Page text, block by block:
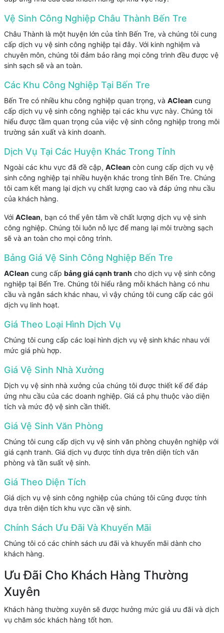
Vệ Sinh Công Nghiệp Châu Thành Bến Tre
Châu Thành là một huyện lớn của tỉnh Bến Tre, và chúng tôi cung
cấp dịch vụ vệ sinh công nghiệp tại đây. Với kinh nghiệm và
chuyên môn, chúng tôi đảm bảo rằng mọi công trình đều được vệ
sinh sạch sẽ và an toàn.
Các Khu Công Nghiệp Tại Bến Tre
Bến Tre có nhiều khu công nghiệp quan trọng, và AClean cung
cấp dịch vụ vệ sinh công nghiệp tại các khu vực này. Chúng tôi
hiểu được tầm quan trọng của việc vệ sinh công nghiệp trong môi
trường sản xuất và kinh doanh.
Dịch Vụ Tại Các Huyện Khác Trong Tỉnh
Ngoài các khu vực đã đề cập, AClean còn cung cấp dịch vụ vệ
sinh công nghiệp tại nhiều huyện khác trong tỉnh Bến Tre. Chúng
tôi cam kết mang lại dịch vụ chất lượng cao và đáp ứng nhu cầu
của khách hàng.
Với AClean, bạn có thể yên tâm về chất lượng dịch vụ vệ sinh
công nghiệp. Chúng tôi luôn nỗ lực để mang lại môi trường sạch
sẽ và an toàn cho mọi công trình.
Bảng Giá Vệ Sinh Công Nghiệp Bến Tre
AClean cung cấp bảng giá cạnh tranh cho dịch vụ vệ sinh công
nghiệp tại Bến Tre. Chúng tôi hiểu rằng mỗi khách hàng có nhu
cầu và ngân sách khác nhau, vì vậy chúng tôi cung cấp các gói
dịch vụ linh hoạt.
Giá Theo Loại Hình Dịch Vụ
Chúng tôi cung cấp các loại hình dịch vụ vệ sinh khác nhau với
mức giá phù hợp.
Giá Vệ Sinh Nhà Xưởng
Dịch vụ vệ sinh nhà xưởng của chúng tôi được thiết kế để đáp
ứng nhu cầu của các doanh nghiệp. Giá cả phụ thuộc vào diện
tích và mức độ vệ sinh cần thiết.
Giá Vệ Sinh Văn Phòng
Chúng tôi cung cấp dịch vụ vệ sinh văn phòng chuyên nghiệp với
giá cạnh tranh. Giá dịch vụ được tính dựa trên diện tích văn
phòng và tần suất vệ sinh.
Giá Theo Diện Tích
Giá dịch vụ vệ sinh công nghiệp của chúng tôi cũng được tính
dựa trên diện tích khu vực cần vệ sinh.
Chính Sách Ưu Đãi Và Khuyến Mãi
Chúng tôi có các chính sách ưu đãi và khuyến mãi dành cho
khách hàng.
Ưu Đãi Cho Khách Hàng Thường
Xuyên
Khách hàng thường xuyên sẽ được hưởng mức giá ưu đãi và dịch
vụ chăm sóc khách hàng tốt hơn.